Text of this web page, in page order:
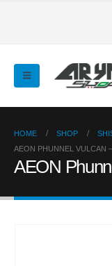
HOME SHOP
AEON PHUNNEL VULCAN
AEON